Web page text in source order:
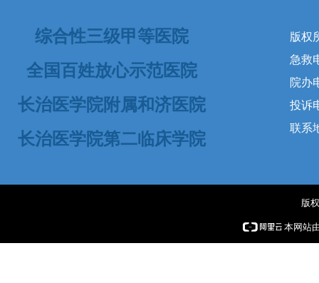
版权
急救
院办
投诉
联系
综合性三级甲等医院
全国百姓放心示范医院
长治医学院附属和济医院
长治医学院第二临床学院
版
本网站